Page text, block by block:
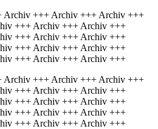
Archiv +++ Archiv +++ Archiv +++
+++ Archiv +++ Archiv +++
+++ Archiv +++ Archiv +++
+++ Archiv +++ Archiv +++
+++ Archiv +++ Archiv +++
Archiv +++ Archiv +++ Archiv +++
+++ Archiv +++ Archiv +++
+++ Archiv +++ Archiv +++
+++ Archiv +++ Archiv +++
+++ Archiv +++ Archiv +++